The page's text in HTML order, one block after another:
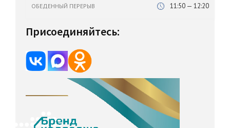
ОБЕДЕННЫЙ ПЕРЕРЫВ 11:50 — 12:20
Присоединяйтесь: